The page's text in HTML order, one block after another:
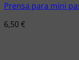
Prensa para mini
6,50€